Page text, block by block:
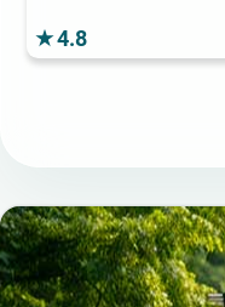
4.8
Отель